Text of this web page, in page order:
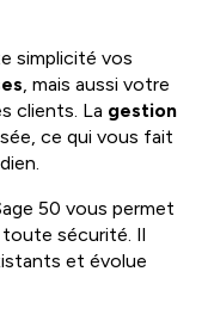
simplicité vos
, mais aussi votre
clients. La gestion
ce qui vous fait
50 vous permet
toute sécurité. Il
et évolue